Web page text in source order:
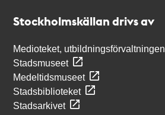
Stockholmskällan drivs av
Medioteket, utbildningsförvaltningen
Stadsmuseet
Medeltidsmuseet
Stadsbiblioteket
Stadsarkivet